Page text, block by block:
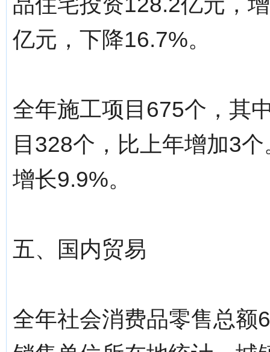
亿元，下降16.7%。
全年施工项目675个，其
目328个，比上年增加3
增长9.9%。
五、国内贸易
全年社会消费品零售总额